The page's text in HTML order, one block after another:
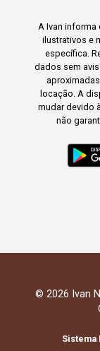
A Ivan
ilustrativos e
específica.
dados sem
locação. A
mudar devido
não
© 2026 Ivan